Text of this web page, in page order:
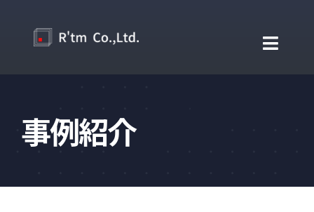
content
企業紹介
事業内容
事例紹介